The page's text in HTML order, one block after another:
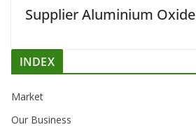
Supplier Aluminium Oxide
INDEX
Market
Our Business